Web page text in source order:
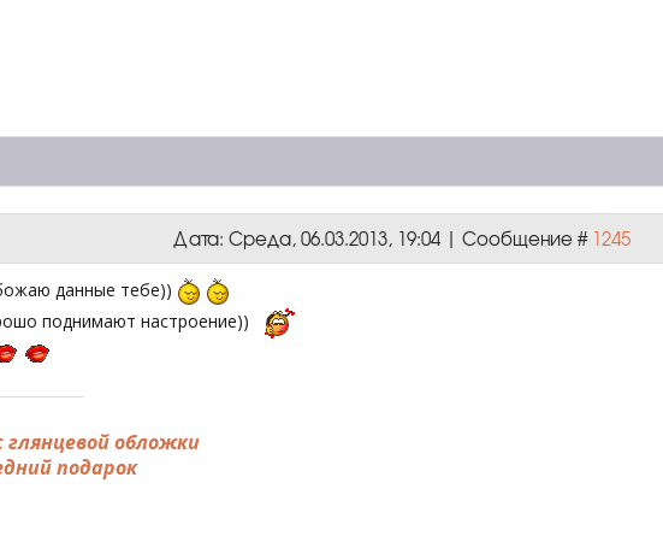
Дата: Среда, 06.03.2013, 19:04 | Сообщение # 1245
данные тебе))
поднимают настроение))
глянцевой обложки
подарок